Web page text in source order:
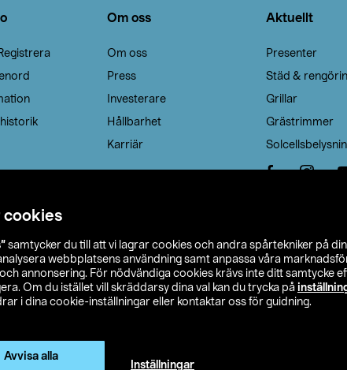
cookies
samtycker du till att vi lagrar cookies och andra spårtekniker på
webbplatsens användning samt anpassa våra
annonsering. För nödvändiga cookies krävs inte ditt samtycke
Om du istället vill skräddarsy dina val kan du trycka på
i dina cookie-inställningar eller kontaktar oss för guidning.
Avvisa alla
Inställningar
Om oss
Om oss
Press
Investerare
Hållbarhet
Karriär
Aktuellt
Presenter
Städ &
Grillar
Grästrimmer